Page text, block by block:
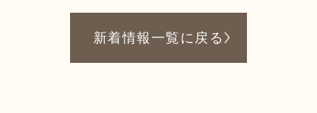
新着情報一覧に戻る